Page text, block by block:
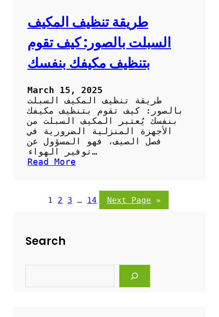
ر
د
ح
ر
ا
و
ي
ل
ص
ر
:
خ
س
طريقة تنظيف المكيف
السبلت بالصور: كيف تقوم
بتنظيف مكيفك بنفسك
March 15, 2025
طريقة تنظيف المكيف السبلت
بالصور: كيف تقوم بتنظيف مكيفك
بنفسك يُعتبر المكيف السبلت من
الأجهزة المنزلية الضرورية في
فصل الصيف، فهو المسؤول عن
توفير الهواء…
Read More
ق
ف
ل
1 2 3 … 14 Next Page »
Search